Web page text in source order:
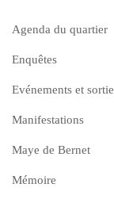
Agenda du quartier
Enquêtes
Evénements et
Manifestations
Maye de Bernet
Mémoire